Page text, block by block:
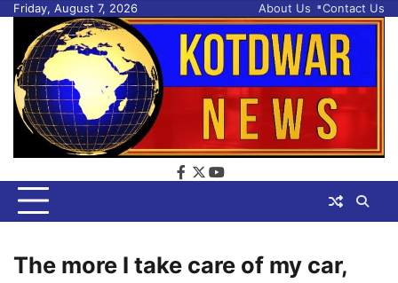
Skip
content
Friday, August 7, 2026 About Us Contact Us
facebook
twitter
youtube
The more I take care of my car,